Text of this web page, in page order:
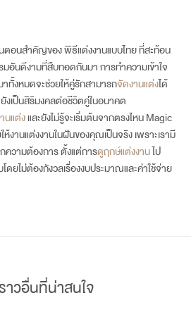
ตอนสำคัญของ พิธีแต่งงานแบบไทย ที่สะท้อน
มอันดีงามที่สืบทอดกันมา การทำความเข้าใจ
ทั้งหมดจะช่วยให้คู่รักสามารถจัดงานแต่งได้
เป็นสิริมงคลต่อชีวิตคู่ในอนาคต
นแต่งและยังไม่รู้จะเริ่มต้นจากตรงไหน Magic
งานแต่งงานในฝันของคุณเป็นจริง เพราะเรามี
ความต้องการ ตั้งแต่การดูฤกษ์แต่งงานไป
ไม่ต้องกังวลเรื่องงบประมาณและค่าใช้จ่าย
าวอื่นที่น่าสนใจ